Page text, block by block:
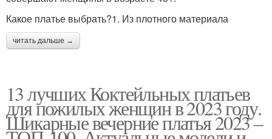
Какое платье выбрать?1. Из плотного материала
читать дальше →
13 лучших Коктейльных платьев
для пожилых женщин в 2023 году.
Шикарные вечерние платья 2023 –